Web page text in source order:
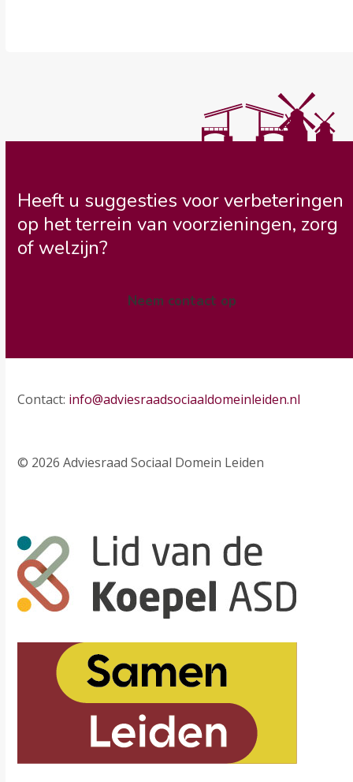
Heeft u suggesties voor verbeteringen
op het terrein van voorzieningen, zorg
of welzijn?
Neem contact op
Contact: info@adviesraadsociaaldomeinleiden.nl
© 2026 Adviesraad Sociaal Domein Leiden